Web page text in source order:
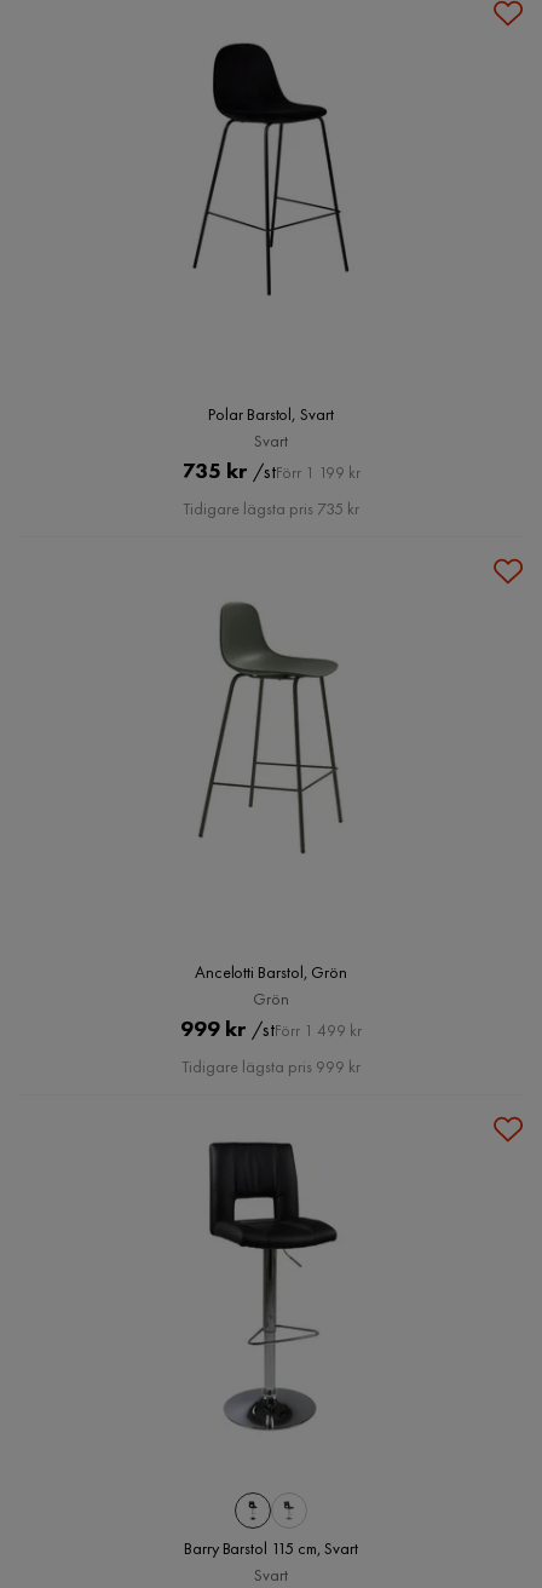
Polar Barstol, Svart
Svart
Pris
735 kr /stOriginal
Pris
Förr 1 199 kr
Tidigare lägsta pris 735 kr
Ancelotti Barstol, Grön
Grön
Pris
999 kr /stOriginal
Pris
Förr 1 499 kr
Tidigare lägsta pris 999 kr
Barry Barstol 115 cm, Svart
Svart